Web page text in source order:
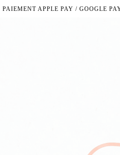
PAIEMENT APPLE PAY / GOOGLE